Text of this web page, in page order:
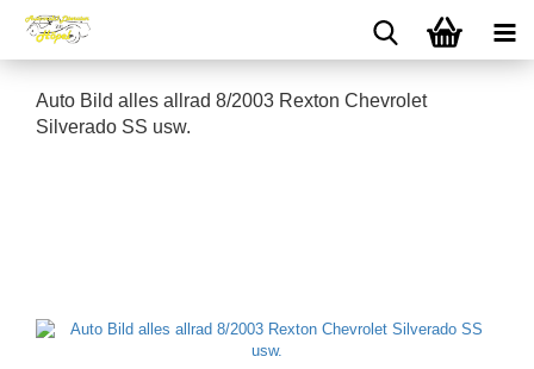
Auto Bild alles allrad 8/2003 Rexton Chevrolet
Silverado SS usw.